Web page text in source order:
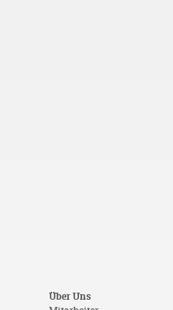
Über Uns